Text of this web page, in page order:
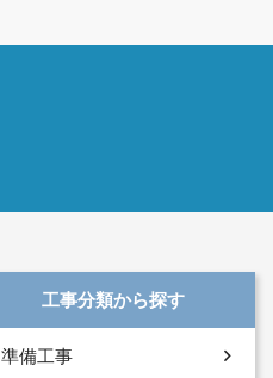
工事分類から探す
準備工事